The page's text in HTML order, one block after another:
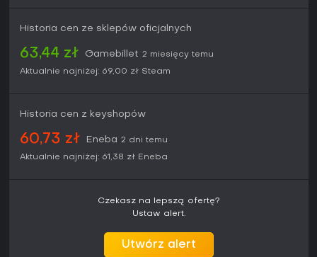
Historia cen ze sklepów oficjalnych
63,44 zł Gamebillet 2 miesięcy temu
Aktualnie najniżej: 69,00 zł Steam
Historia cen z keyshopów
60,73 zł Eneba 2 dni temu
Aktualnie najniżej: 61,38 zł Eneba
Czekasz na lepszą ofertę?
Ustaw alert.
Utwórz alert